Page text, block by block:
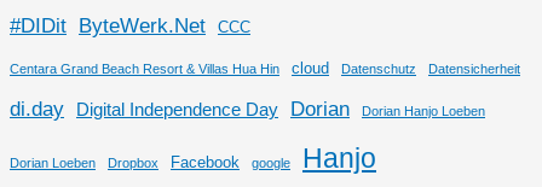
#DIDit ByteWerk.Net CCC
Centara Grand Beach Resort & Villas Hua Hin cloud Datenschutz Datensicherheit
di.day Digital Independence Day Dorian Dorian Hanjo Loeben
Dorian Loeben Dropbox Facebook google Hanjo